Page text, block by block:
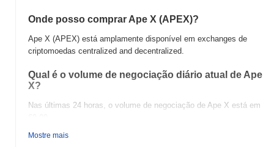
Onde posso comprar Ape X (APEX)?
Ape X (APEX) está amplamente disponível em exchanges de
criptomoedas centralized and decentralized.
Qual é o volume de negociação diário atual de Ape
X?
Nas últimas 24 horas, o volume de negociação de Ape X está em
Qual é o histórico da faixa de preço de Ape X?
Mostre mais